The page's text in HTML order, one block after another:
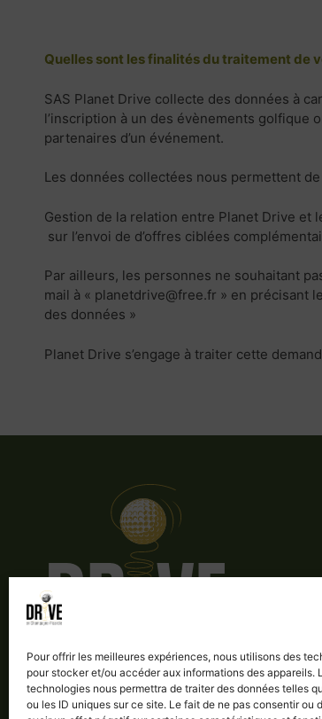
Pour offrir les meilleures expériences, nous utilisons des
pour stocker et/ou accéder aux informations des appareils.
technologies nous permettra de traiter des données telles
ou les ID uniques sur ce site. Le fait de ne pas consentir ou
Quelles sont les finalités du traitement de
SAS Planet Drive collecte des données à
l’inscription à un des évènements golfique
partenaires d’un événement.
Les données collectées nous permettent
Gestion de la relation entre Planet Drive et
sur l’envoi de d’offres ciblées
Par ailleurs, les personnes ne souhaitant
mail à « planetdrive@free.fr » en précisant
des données »
Planet Drive s’engage à traiter cette